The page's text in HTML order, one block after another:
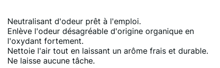
Neutralisant d'odeur prêt à l'emploi.
Enlève l'odeur désagréable d'origine organique en
l'oxydant fortement.
Nettoie l'air tout en laissant un arôme frais et durable.
Ne laisse aucune tâche.